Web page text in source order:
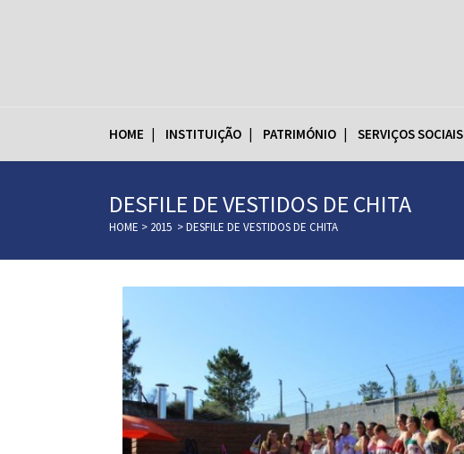
HOME INSTITUIÇÃO PATRIMÓNIO SERVIÇOS SOCIAIS
DESFILE DE VESTIDOS DE CHITA
HOME > 2015 >DESFILE DE VESTIDOS DE CHITA